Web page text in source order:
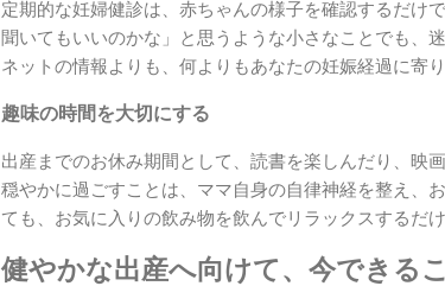
定期的な妊婦健診は、赤ちゃんの様子を確認するだけ
聞いてもいいのかな」と思うような小さなことでも、
ネットの情報よりも、何よりもあなたの妊娠経過に寄
趣味の時間を大切にする
出産までのお休み期間として、読書を楽しんだり、映
穏やかに過ごすことは、ママ自身の自律神経を整え、
ても、お気に入りの飲み物を飲んでリラックスするだ
健やかな出産へ向けて、今できる